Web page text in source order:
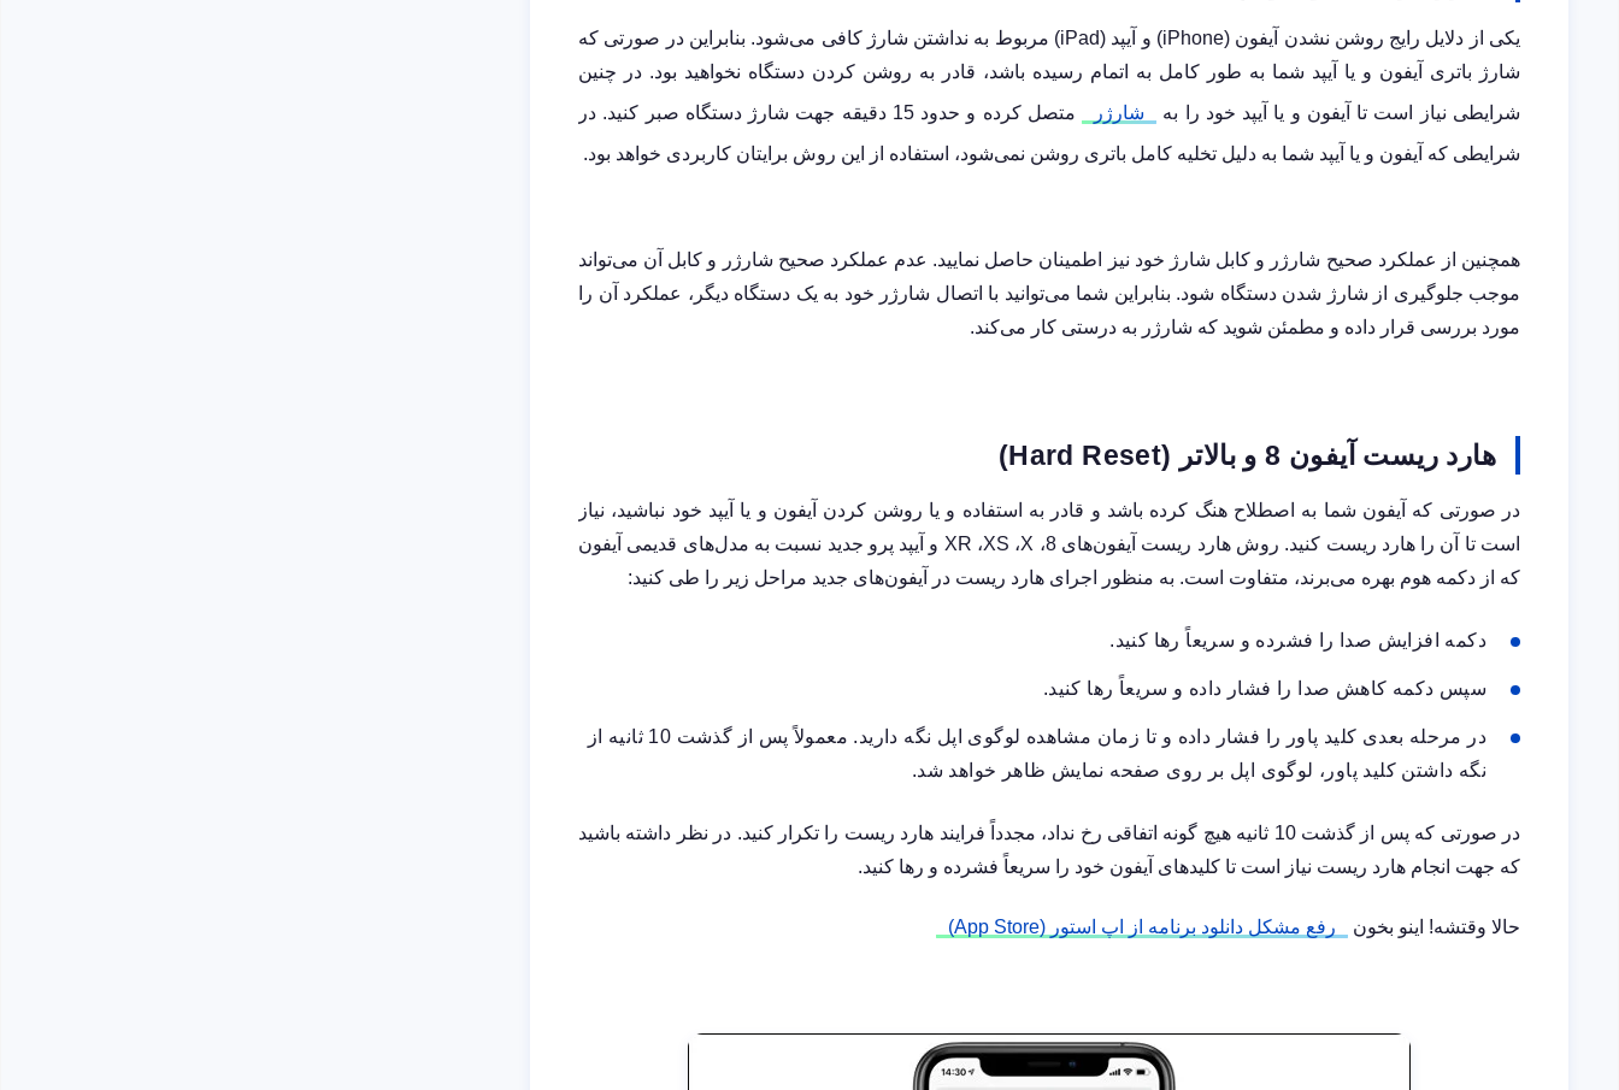
یکی از دلایل رایج روشن نشدن آیفون (iPhone) و آیپد (iPad) مربوط به نداشتن شارژ کافی می‌شود. بنابراین در صورتی که
شارژ باتری آیفون و یا آیپد شما به طور کامل به اتمام رسیده باشد، قادر به روشن کردن دستگاه نخواهید بود. در چنین
شرایطی نیاز است تا آیفون و یا آیپد خود را به
شارژر
متصل کرده و حدود 15 دقیقه جهت شارژ دستگاه صبر کنید. در
شرایطی که آیفون و یا آیپد شما به دلیل تخلیه کامل باتری روشن نمی‌شود، استفاده از این روش برایتان کاربردی خواهد بود.
همچنین از عملکرد صحیح شارژر و کابل شارژ خود نیز اطمینان حاصل نمایید. عدم عملکرد صحیح شارژر و کابل آن می‌تواند
موجب جلوگیری از شارژ شدن دستگاه شود. بنابراین شما می‌توانید با اتصال شارژر خود به یک دستگاه دیگر، عملکرد آن را
مورد بررسی قرار داده و مطمئن شوید که شارژر به درستی کار می‌کند.
هارد ریست آیفون 8 و بالاتر (Hard Reset)
در صورتی که آیفون شما به اصطلاح هنگ کرده باشد و قادر به استفاده و یا روشن کردن آیفون و یا آیپد خود نباشید، نیاز
است تا آن را هارد ریست کنید. روش هارد ریست آیفون‌های 8،
X، XS، XR و آیپد پرو جدید نسبت به مدل‌های قدیمی آیفون
که از دکمه هوم بهره می‌برند، متفاوت است. به منظور اجرای هارد ریست در آیفون‌های جدید مراحل زیر را طی کنید:
دکمه افزایش صدا را فشرده و سریعاً رها کنید.
سپس دکمه کاهش صدا را فشار داده و سریعاً رها کنید.
در مرحله بعدی کلید پاور را فشار داده و تا زمان مشاهده لوگوی اپل نگه دارید. معمولاً پس از گذشت 10 ثانیه از
نگه داشتن کلید پاور، لوگوی اپل بر روی صفحه نمایش ظاهر خواهد شد.
در صورتی که پس از گذشت 10 ثانیه هیچ گونه اتفاقی رخ نداد، مجدداً فرایند هارد ریست را تکرار کنید. در نظر داشته باشید
که جهت انجام هارد ریست نیاز است تا کلیدهای آیفون خود را سریعاً فشرده و رها کنید.
حالا وقتشه! اینو بخون رفع مشکل دانلود برنامه از اپ استور (App Store)